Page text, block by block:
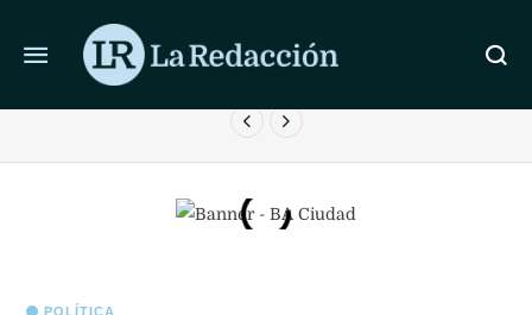
ÚLTIMAS NOTICIAS
ARGENTINOS JUNIORS VENCIÓ A RACING QUE JUGÓ
GRAN PARTE DEL PARTIDO CON UN HOMBRE MENOS
POLÍTICA